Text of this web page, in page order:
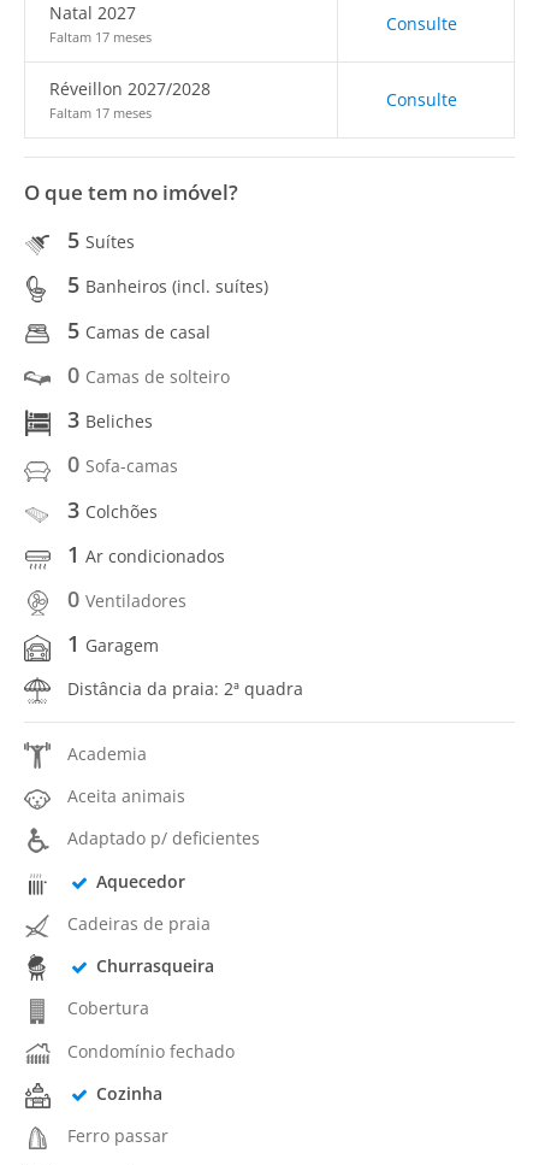
Natal 2027
Faltam 17 meses
Consulte
Réveillon 2027/2028
Faltam 17 meses
Consulte
O que tem no imóvel?
5 Suítes
5 Banheiros (incl. suítes)
5 Camas de casal
0 Camas de solteiro
3 Beliches
0 Sofa-camas
3 Colchões
1 Ar condicionados
0 Ventiladores
1 Garagem
Distância da praia: 2ª quadra
Academia
Aceita animais
Adaptado p/ deficientes
Aquecedor
Cadeiras de praia
Churrasqueira
Cobertura
Condomínio fechado
Cozinha
Ferro passar